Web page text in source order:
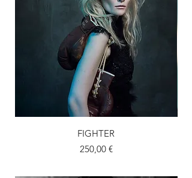
FIGHTER
Prix
250,00 €